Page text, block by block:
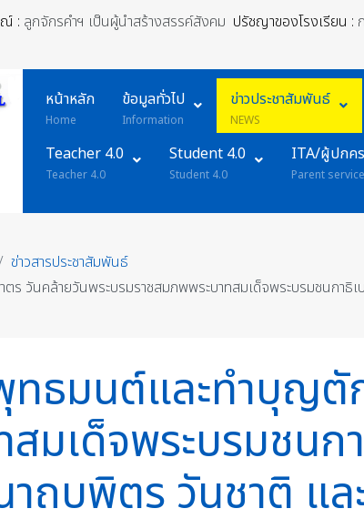
: ลูกจักรคำฯ เป็นผู้นำสร้างสรรค์สังคม ปรัชญาของโรงเรียน :
หน้าหลัก
Home
ข้อมูลทั่วไป
Information
ข่าวประชาสัมพันธ์
NEWS
Teacher 4.0
Teacher 4.0
Student 4.0
Student 4.0
ITA/ผู้ปกค
Parent
ข่าวสารประชาสัมพันธ์
วันคล้ายวันพระบรมราชสมภพพระบาทสมเด็จพระบรมชนกา
ธมนต์และทำบุญตั
มเด็จพระบรมชน
าถบพิตร วันชาติ แ